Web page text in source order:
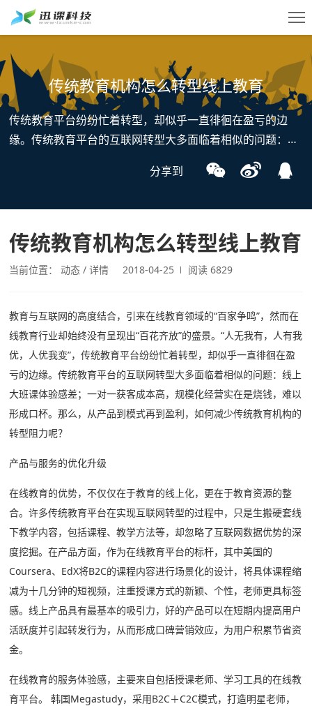
SaaS
工具
关于
下载
动态
知
识
商家登录
咨询我们 >
传统教育机构怎么转型线上教育
传统教育平台纷纷忙着转型，却似乎一直徘徊在盈亏的边
缘。传统教育平台的互联网转型大多面临着相似的问题：线
上大班课体验感差；一对一获客成本高，规模化经营实在是
烧钱，难以形成口杯。那么，从产品到模式再到盈利，如何
分享到
传统教育机构怎么转型线上教育
当前位置：动态 详情 2018-04-25 阅读 6829
教育与互联网的高度结合，引来在线教育领域的“百家争鸣”，然而在
线教育行业却始终没有呈现出“百花齐放”的盛景。“人无我有，人有我
优，人优我变”，传统教育平台纷纷忙着转型，却似乎一直徘徊在盈
亏的边缘。传统教育平台的互联网转型大多面临着相似的问题：线上
大班课体验感差；一对一获客成本高，规模化经营实在是烧钱，难以
形成口杯。那么，从产品到模式再到盈利，如何减少传统教育机构的
转型阻力呢？
产品与服务的优化升级
在线教育的优势，不仅仅在于教育的线上化，更在于教育资源的整
合。许多传统教育平台在实现互联网转型的过程中，只是生搬硬套线
下教学内容，包括课程、教学方法等，却忽略了互联网数据优势的深
度挖掘。在产品方面，作为在线教育平台的标杆，其中美国的
Coursera、EdX将B2C的课程内容进行场景化的设计，将具体课程缩
减为十几分钟的短视频，注重授课方式的新颖、个性，老师更具标签
感。线上产品具有最基本的吸引力，好的产品可以在短期内提高用户
活跃度并引起转发行为，从而形成口碑营销效应，为用户积累节省资
金。
在线教育的服务体验感，主要来自包括授课老师、学习工具的在线教
育平台。 韩国Megastudy，采用B2C＋C2C模式，打造明星老师，